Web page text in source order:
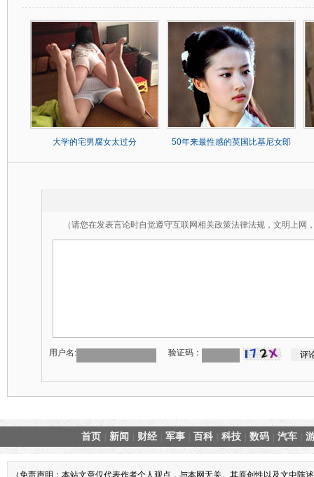
大学的宅男腐女太过分 50年来最性感的英国比基尼女郎
（请您在发表言论时自觉遵守互联网相关政策法律法规，文明上网
用户名: 验证码：
首页 新闻 财经 军事 百科 科技 数码 汽车
（免责声明：本站文章仅代表作者个人观点，与本网无关。其原创性以及文中